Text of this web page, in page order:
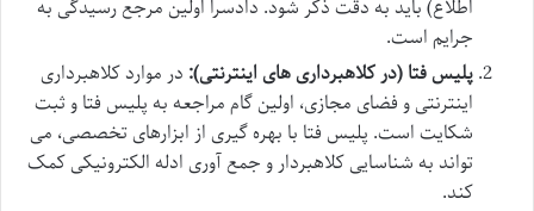
اطلاع) باید به دقت ذکر شود. دادسرا اولین مرجع رسیدگی به
جرایم است.
پلیس فتا (در کلاهبرداری های اینترنتی): در موارد کلاهبرداری
اینترنتی و فضای مجازی، اولین گام مراجعه به پلیس فتا و ثبت
شکایت است. پلیس فتا با بهره گیری از ابزارهای تخصصی، می
تواند به شناسایی کلاهبردار و جمع آوری ادله الکترونیکی کمک
کند.